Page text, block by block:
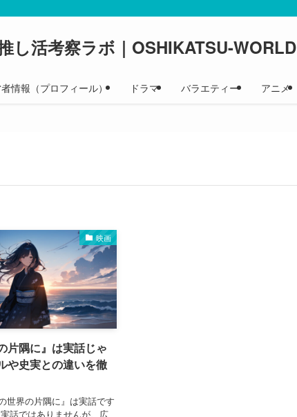
し活考察ラボ｜OSHIKATSU-WORLD
者情報（プロフィール） ドラマ バラエティー アニメ
映画
片隅に』は実話じゃ
や史実との違いを徹
世界の片隅に』は実話です
話ではありませんが、広